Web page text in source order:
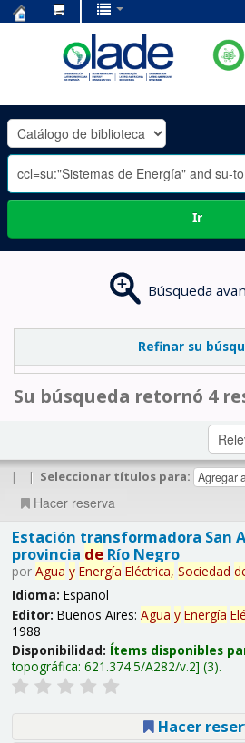
OLADE
-
Ir
Búsqueda
Refinar su
Su búsqueda retornó 4
| | Seleccionar títulos para:
Hacer reserva
Estación transformadora San
provincia deRío Negro
por Agua y Energía Eléctrica, Sociedad
Idioma: Español
Editor: Buenos Aires: Agua y Energía
1988
Disponibilidad: Ítems disponibles
topográfica: 621.374.5/A282/v.2 (3).
Hacer